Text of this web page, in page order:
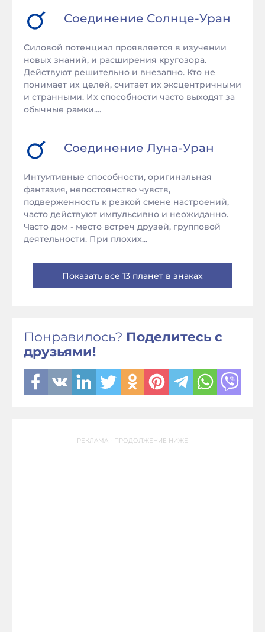
Соединение Солнце-Уран
Силовой потенциал проявляется в изучении
новых знаний, и расширения кругозора.
Действуют решительно и внезапно. Кто не
понимает их целей, считает их эксцентричными
и странными. Их способности часто выходят за
обычные рамки....
Соединение Луна-Уран
Интуитивные способности, оригинальная
фантазия, непостоянство чувств,
подверженность к резкой смене настроений,
часто действуют импульсивно и неожиданно.
Часто дом - место встреч друзей, групповой
деятельности. При плохих...
Показать все 13 планет в знаках
Понравилось? Поделитесь с
друзьями!
РЕКЛАМА - ПРОДОЛЖЕНИЕ НИЖЕ